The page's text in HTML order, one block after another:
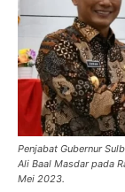
Penjabat Gubernur
Ali Baal Masdar pada
Mei 2023.